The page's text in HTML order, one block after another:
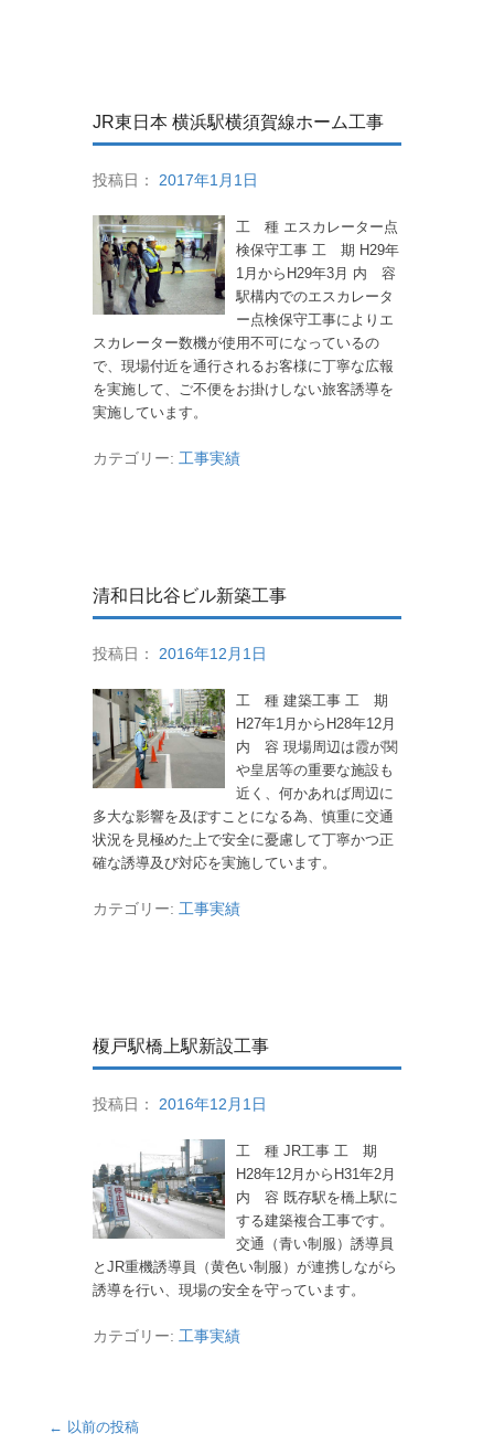
JR東日本 横浜駅横須賀線ホーム工事
投稿日： 2017年1月1日
工 種 エスカレーター点
検保守工事 工 期 H29年
1月からH29年3月 内 容
駅構内でのエスカレータ
ー点検保守工事によりエ
スカレーター数機が使用不可になっているの
で、現場付近を通行されるお客様に丁寧な広報
を実施して、ご不便をお掛けしない旅客誘導を
実施しています。
カテゴリー: 工事実績
清和日比谷ビル新築工事
投稿日： 2016年12月1日
工 種 建築工事 工 期
H27年1月からH28年12月
内 容 現場周辺は霞が関
や皇居等の重要な施設も
近く、何かあれば周辺に
多大な影響を及ぼすことになる為、慎重に交通
状況を見極めた上で安全に憂慮して丁寧かつ正
確な誘導及び対応を実施しています。
カテゴリー: 工事実績
榎戸駅橋上駅新設工事
投稿日： 2016年12月1日
工 種 JR工事 工 期
H28年12月からH31年2月
内 容 既存駅を橋上駅に
する建築複合工事です。
交通（青い制服）誘導員
とJR重機誘導員（黄色い制服）が連携しながら
誘導を行い、現場の安全を守っています。
カテゴリー: 工事実績
投稿ナビゲーション
← 以前の投稿